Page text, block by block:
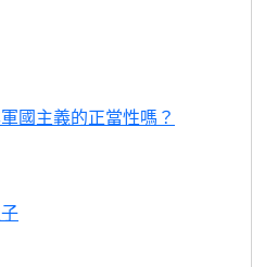
國主義的正當性嗎？